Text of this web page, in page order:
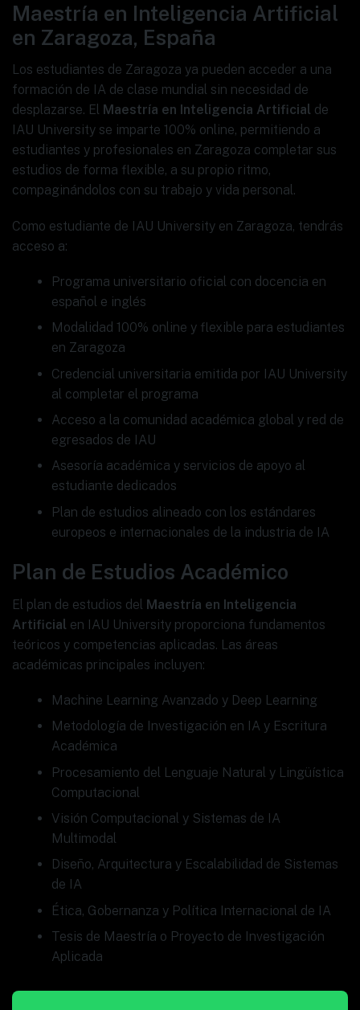
Maestría en Inteligencia Artificial
en Zaragoza, España
Los estudiantes de Zaragoza ya pueden acceder a una
formación de IA de clase mundial sin necesidad de
desplazarse. El Maestría en Inteligencia Artificial de
IAU University se imparte 100% online, permitiendo a
estudiantes y profesionales en Zaragoza completar sus
estudios de forma flexible, a su propio ritmo,
compaginándolos con su trabajo y vida personal.
Como estudiante de IAU University en Zaragoza, tendrás
acceso a:
Programa universitario oficial con docencia en
español e inglés
Modalidad 100% online y flexible para estudiantes
en Zaragoza
Credencial universitaria emitida por IAU University
al completar el programa
Acceso a la comunidad académica global y red de
egresados de IAU
Asesoría académica y servicios de apoyo al
estudiante dedicados
Plan de estudios alineado con los estándares
europeos e internacionales de la industria de IA
Plan de Estudios Académico
El plan de estudios del Maestría en Inteligencia
Artificial en IAU University proporciona fundamentos
teóricos y competencias aplicadas. Las áreas
académicas principales incluyen:
Machine Learning Avanzado y Deep Learning
Metodología de Investigación en IA y Escritura
Académica
Procesamiento del Lenguaje Natural y Lingüística
Computacional
Visión Computacional y Sistemas de IA
Multimodal
Diseño, Arquitectura y Escalabilidad de Sistemas
de IA
Ética, Gobernanza y Política Internacional de IA
Tesis de Maestría o Proyecto de Investigación
Aplicada